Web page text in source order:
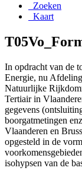
Zoeken
Kaart
In opdracht van de
Energie, nu
Natuurlijke
Tertiair in
gegevens
boorgatmetingen
Vlaanderen en
opgesteld in de
isohypsen van de